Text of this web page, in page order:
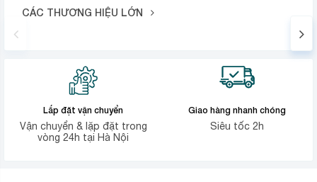
CÁC THƯƠNG HIỆU LỚN
Lắp đặt vận chuyển
Vận chuyển & lặp đặt trong
vòng 24h tại Hà Nội
Giao hàng nhanh chóng
Siêu tốc 2h